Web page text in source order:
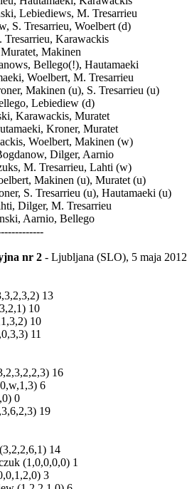
Lebiediews, M. Tresarrieu
S. Tresarrieu, Woelbert (d)
Karawackis
Makinen
Bellego(!), Hautamaeki
Woelbert, M. Tresarrieu
Makinen (u), S. Tresarrieu (u)
Lebiediew (d)
Karawackis, Muratet
Kroner, Muratet
Woelbert, Makinen (w)
Dilger, Aarnio
M. Tresarrieu, Lahti (w)
Makinen (u), Muratet (u)
S. Tresarrieu (u), Hautamaeki (u)
Dilger, M. Tresarrieu
Aarnio, Bellego
nr 2 - Ljubljana (SLO), 5 maja 2012
13
10
10
11
16
6
0
19
14
(1,0,0,0,0) 1
3